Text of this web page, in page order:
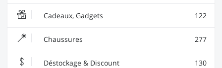
Cadeaux, Gadgets 122
Chaussures 277
Déstockage & Discount 130